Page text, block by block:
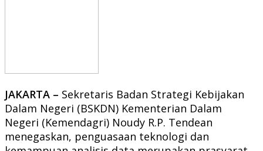
JAKARTA – Sekretaris Badan Strategi Kebijakan
Dalam Negeri (BSKDN) Kementerian Dalam
Negeri (Kemendagri) Noudy R.P. Tendean
menegaskan, penguasaan teknologi dan